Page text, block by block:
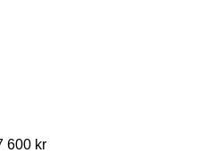
600 kr